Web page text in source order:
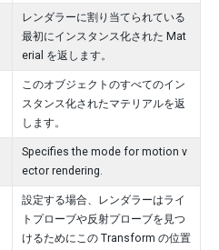
レンダラーに割り当てられている
最初にインスタンス化された Mat
erial を返します。
このオブジェクトのすべてのイン
スタンス化されたマテリアルを返
します。
Specifies the mode for motion v
ector rendering.
設定する場合、レンダラーはライ
トプローブや反射プローブを見つ
けるためにこの Transform の位置